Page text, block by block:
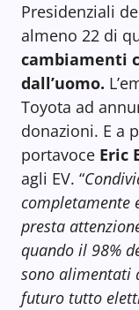
Presidenziali
almeno 22 di
cambiamenti
dall’uomo.
Toyota ad
donazioni. E a
portavoce Eric
agli EV. “
completamente
presta
quando il 98%
sono alimentati
futuro tutto